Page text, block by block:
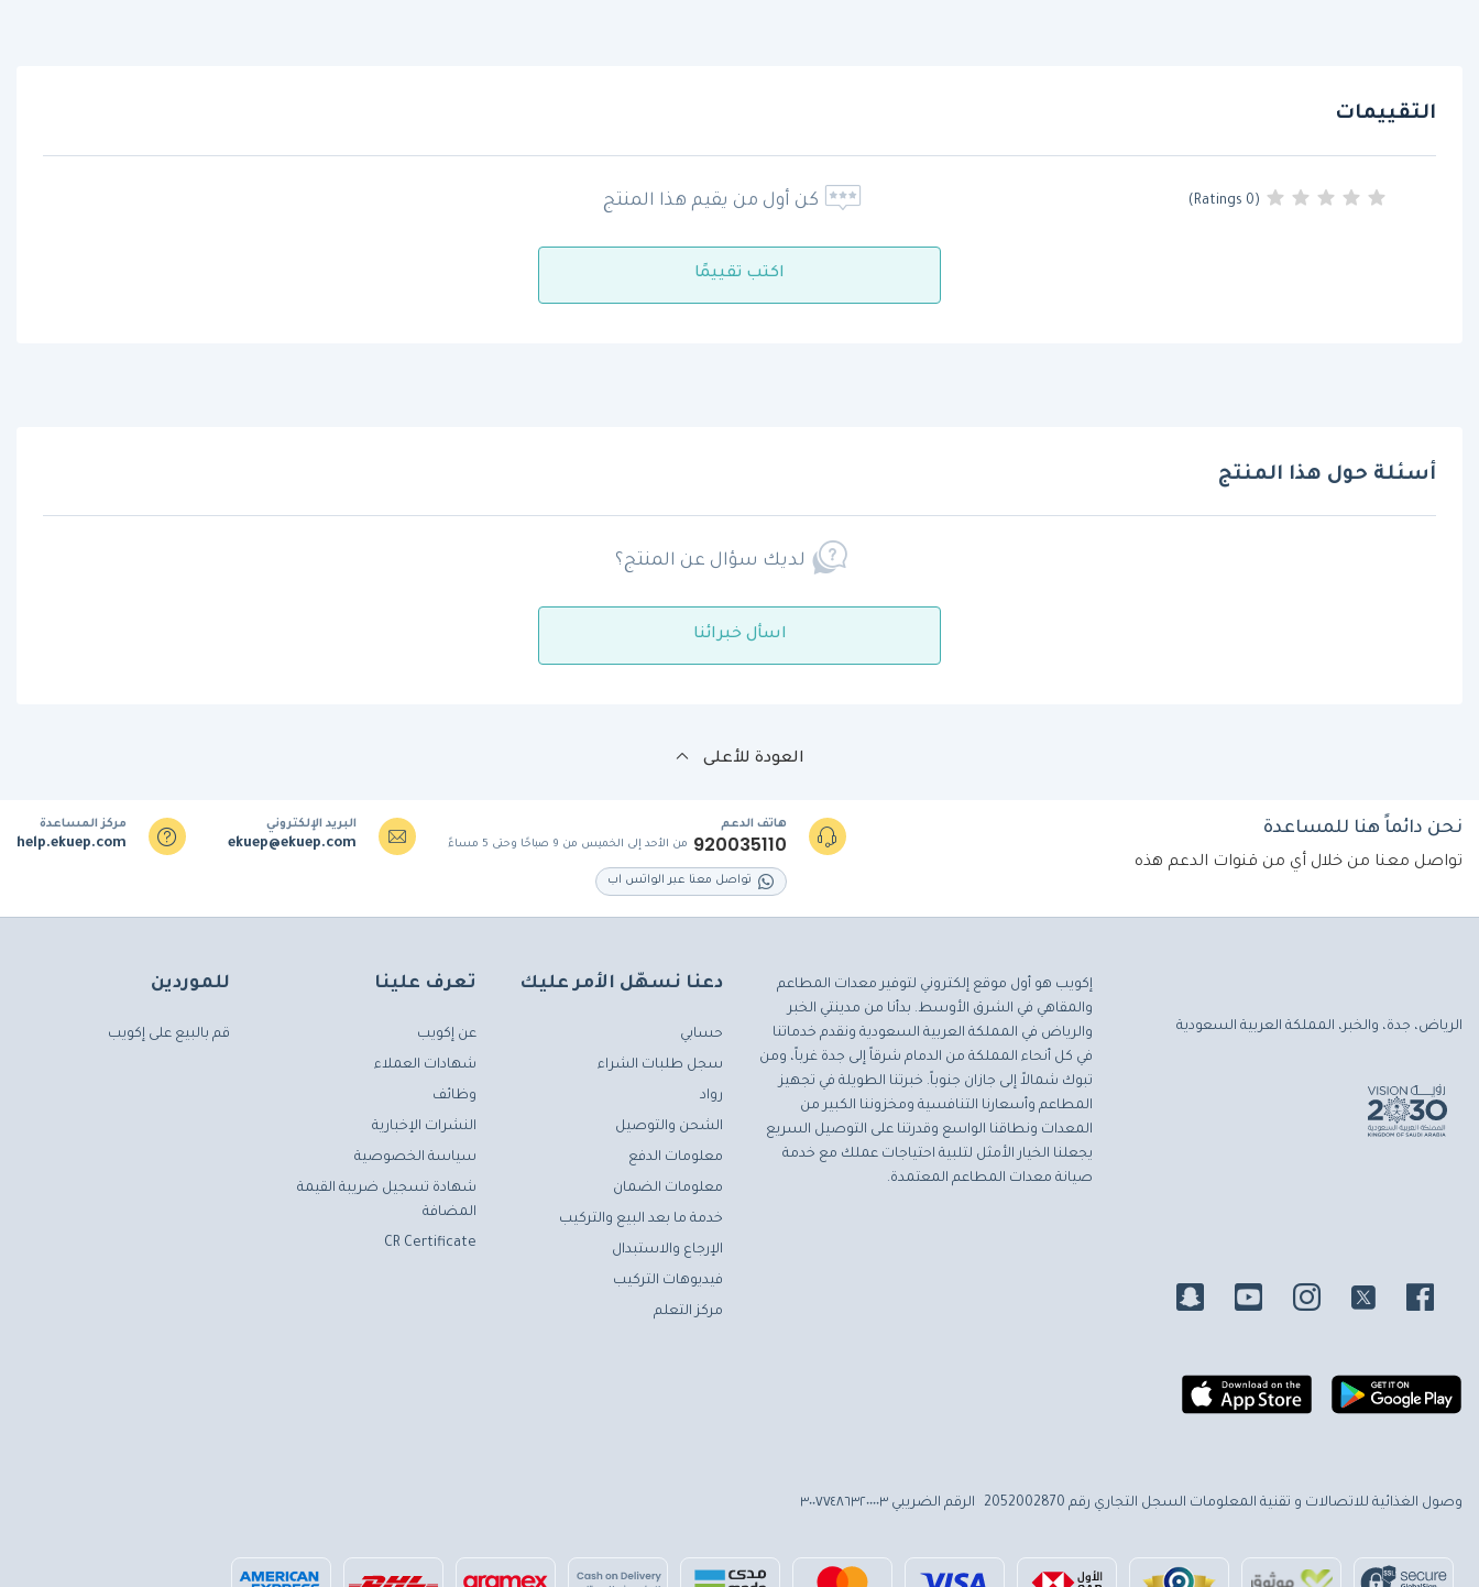
التقييمات
(0 Ratings) كن أول من يقيم هذا المنتج
اكتب تقييمًا
أسئلة حول هذا المنتج
لديك سؤال عن المنتج؟
اسأل خبرائنا
العودة للأعلى
نحن دائماً هنا للمساعدة
تواصل معنا من خلال أي من قنوات الدعم هذه
هاتف الدعم
920035110 من الأحد إلى الخميس من 9 صباحًا وحتى 5 مساءً
تواصل معنا عبر الواتس اب
البريد الإلكتروني
ekuep@ekuep.com
مركز المساعدة
help.ekuep.com
الرياض، جدة، والخبر، المملكة العربية السعودية
إكويب هو أول موقع إلكتروني لتوفير معدات المطاعم
والمقاهي في الشرق الأوسط. بدأنا من مدينتي الخبر
والرياض في المملكة العربية السعودية ونقدم خدماتنا
في كل أنحاء المملكة من الدمام شرقاً إلى جدة غرباً، ومن
تبوك شمالاً إلى جازان جنوباً. خبرتنا الطويلة في تجهيز
المطاعم وأسعارنا التنافسية ومخزوننا الكبير من
المعدات ونطاقنا الواسع وقدرتنا على التوصيل السريع
يجعلنا الخيار الأمثل لتلبية احتياجات عملك مع خدمة
صيانة معدات المطاعم المعتمدة.
دعنا نسهّل الأمر عليك
حسابي
سجل طلبات الشراء
رواد
الشحن والتوصيل
معلومات الدفع
معلومات الضمان
خدمة ما بعد البيع والتركيب
الإرجاع والاستبدال
فيديوهات التركيب
مركز التعلم
تعرف علينا
عن إكويب
شهادات العملاء
وظائف
النشرات الإخبارية
سياسة الخصوصية
شهادة تسجيل ضريبة القيمة
المضافة
CR Certificate
للموردين
قم بالبيع على إكويب
وصول الغذائية للاتصالات و تقنية المعلومات السجل التجاري رقم 2052002870 الرقم الضريبي ٣٠٠٧٧٤٨٦٣٢٠٠٠٠٣